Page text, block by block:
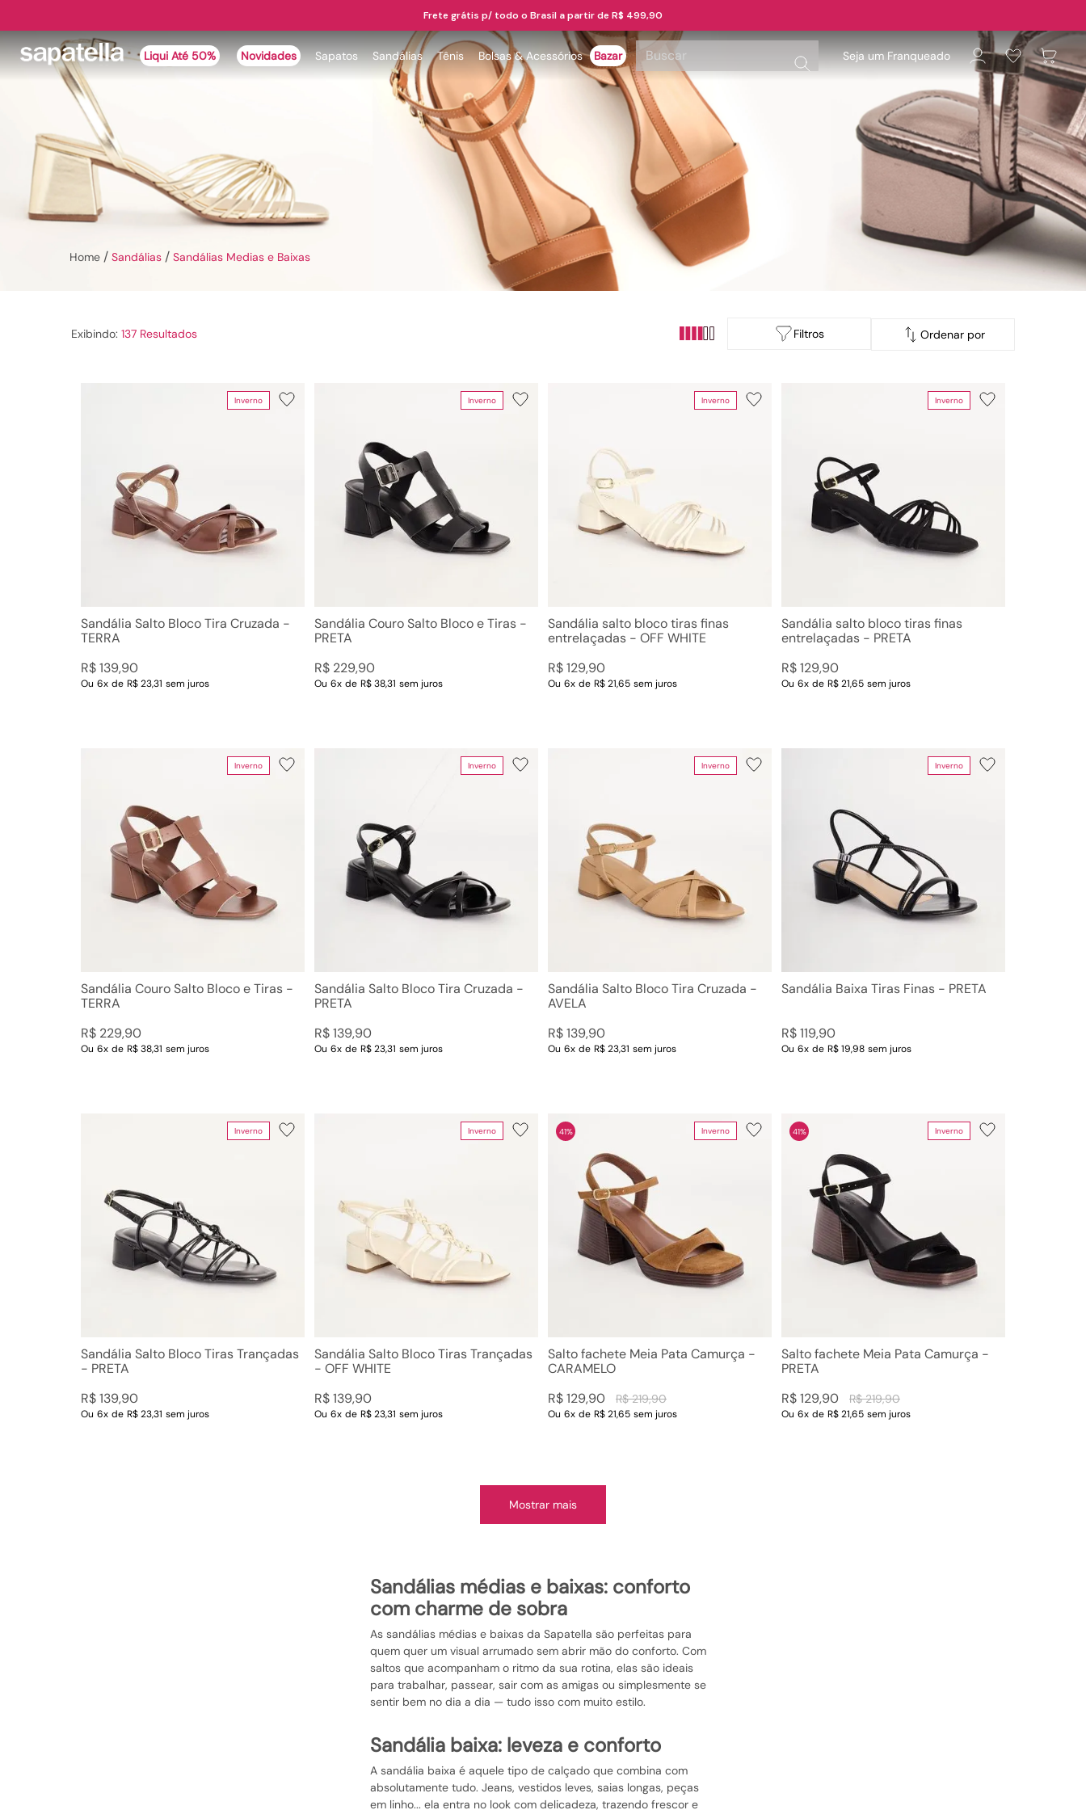
Frete grátis p/ todo o Brasil a partir de R$ 499,90
Liqui Até 50% Novidades Sapatos Sandálias Tênis Bolsas & Acessórios Bazar
Buscar
Seja um Franqueado
Sandálias Sandálias Medias e Baixas
Sandálias Medias E Baixas
137 Filtros
OFF WHITE
CARAMELO
TERRA
AMENDOA
CHAMPAGNE
OLIVA
Ver mais 19
R$ 49,00
Limpar Tudo
Ordenar por
Inverno
Sandália Salto Bloco Tira Cruzada -
TERRA
R$139,90
Ou 6x de R$ 23,31 sem juros
Inverno
Sandália Couro Salto Bloco e Tiras -
PRETA
R$ 229,90
Ou 6x de R$ 38,31 sem juros
Inverno
Sandália salto bloco tiras finas
entrelaçadas - OFF WHITE
R$129,90
Ou 6x de R$ 21,65 sem juros
Inverno
Sandália salto bloco tiras finas
entrelaçadas - PRETA
R$129,90
Ou 6x de R$ 21,65 sem juros
Inverno
Sandália Couro Salto Bloco e Tiras -
TERRA
R$ 229,90
Ou 6x de R$ 38,31 sem juros
Inverno
Sandália Salto Bloco Tira Cruzada -
PRETA
R$139,90
Ou 6x de R$ 23,31 sem juros
Inverno
Sandália Salto Bloco Tira Cruzada -
AVELA
R$139,90
Ou 6x de R$ 23,31 sem juros
Inverno
Sandália Baixa Tiras Finas - PRETA
R$119,90
Ou 6x de R$ 19,98 sem juros
Inverno
Sandália Salto Bloco Tiras Trançadas
- PRETA
R$139,90
Ou 6x de R$ 23,31 sem juros
Inverno
Sandália Salto Bloco Tiras Trançadas
- OFF WHITE
R$139,90
Ou 6x de R$ 23,31 sem juros
Inverno
41%
Salto fachete Meia Pata Camurça -
CARAMELO
R$ 219,90
R$129,90
Ou 6x de R$ 21,65 sem juros
Inverno
41%
Salto fachete Meia Pata Camurça -
PRETA
R$ 219,90
R$129,90
Ou 6x de R$ 21,65 sem juros
Mostrar mais
sandálias médias e baixas: conforto
com charme de sobra
As sandálias médias e baixas da Sapatella são perfeitas para
quem quer um visual arrumado sem abrir mão do conforto. Com
saltos que acompanham o ritmo da sua rotina, elas são ideais
para trabalhar, passear, sair com as amigas ou simplesmente se
sentir bem no dia a dia — tudo isso com muito estilo.
sandália baixa: leveza e conforto
A sandália baixa é aquele tipo de calçado que combina com
absolutamente tudo. Jeans, vestidos leves, saias longas, peças
em linho... ela entra no look com delicadeza, trazendo frescor e
TERMOS MAIS BUSCADOS
papete
rasteira
tenis
4º
5
sandalia
6
tamanco
7º
bolsa